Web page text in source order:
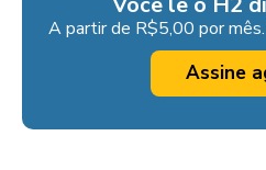
A partir de R$5,00 por
Assine